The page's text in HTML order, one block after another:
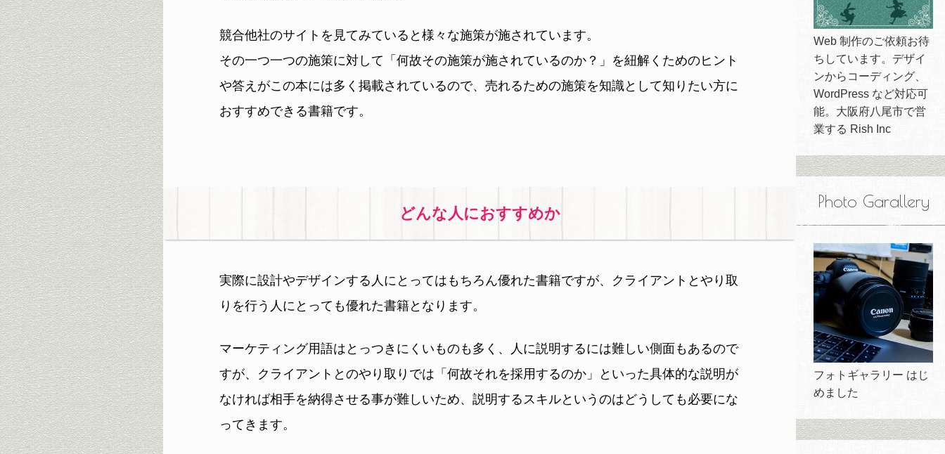
競合他社のサイトを見てみていると様々な施策が施されています。
その一つ一つの施策に対して「何故その施策が施されているのか？」を紐解くためのヒント
や答えがこの本には多く掲載されているので、売れるための施策を知識として知りたい方に
おすすめできる書籍です。
どんな人におすすめか
実際に設計やデザインする人にとってはもちろん優れた書籍ですが、クライアントとやり取
りを行う人にとっても優れた書籍となります。
マーケティング用語はとっつきにくいものも多く、人に説明するには難しい側面もあるので
すが、クライアントとのやり取りでは「何故それを採用するのか」といった具体的な説明が
なければ相手を納得させる事が難しいため、説明するスキルというのはどうしても必要にな
ってきます。
Web 制作のご依頼お待
ちしています。デザイ
ンからコーディング、
WordPress など対応可
能。大阪府八尾市で営
業する Rish Inc
Photo Garallery
フォトギャラリー はじ
めました